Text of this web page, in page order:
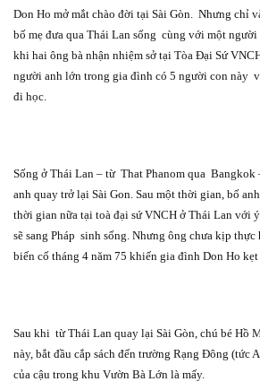
Don Ho mở mắt chào đời tại Sài Gòn. Nhưng chỉ
bố mẹ đưa qua Thái Lan sống cùng với một
khi hai ông bà nhận nhiệm sở tại Tòa Đại Sứ
người anh lớn trong gia đình có 5 người con này
đi học.
Sống ở Thái Lan – từ That Phanom qua Bangkok
anh quay trở lại Sài Gon. Sau một thời gian, bố
thời gian nữa tại toà đại sứ VNCH ở Thái Lan với
sẽ sang Pháp sinh sống. Nhưng ông chưa kịp
biến cố tháng 4 năm 75 khiến gia đình Don Ho
Sau khi từ Thái Lan quay lại Sài Gòn, chú bé Hồ
này, bắt đầu cắp sách đến trường Rạng Đông (tức
của cậu trong khu Vườn Bà Lớn là mấy.